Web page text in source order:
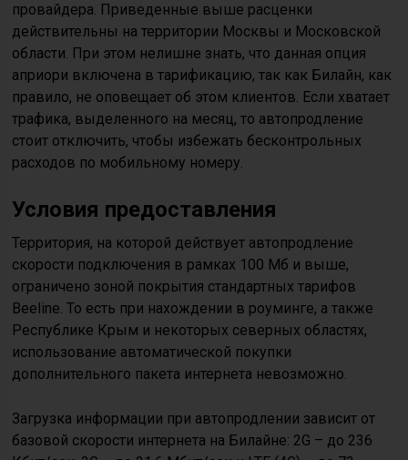
провайдера. Приведенные выше расценки
действительны на территории Москвы и Московской
области. При этом нелишне знать, что данная опция
априори включена в тарификацию, так как Билайн, как
правило, не оповещает об этом клиентов. Если хватает
трафика, выделенного на месяц, то автопродление
стоит отключить, чтобы избежать бесконтрольных
расходов по мобильному номеру.
Условия предоставления
Территория, на которой действует автопродление
скорости подключения в рамках 100 Мб и выше,
ограничено зоной покрытия стандартных тарифов
Beeline. То есть при нахождении в роуминге, а также
Республике Крым и некоторых северных областях,
использование автоматической покупки
дополнительного пакета интернета невозможно.
Загрузка информации при автопродлении зависит от
базовой скорости интернета на Билайне: 2G – до 236